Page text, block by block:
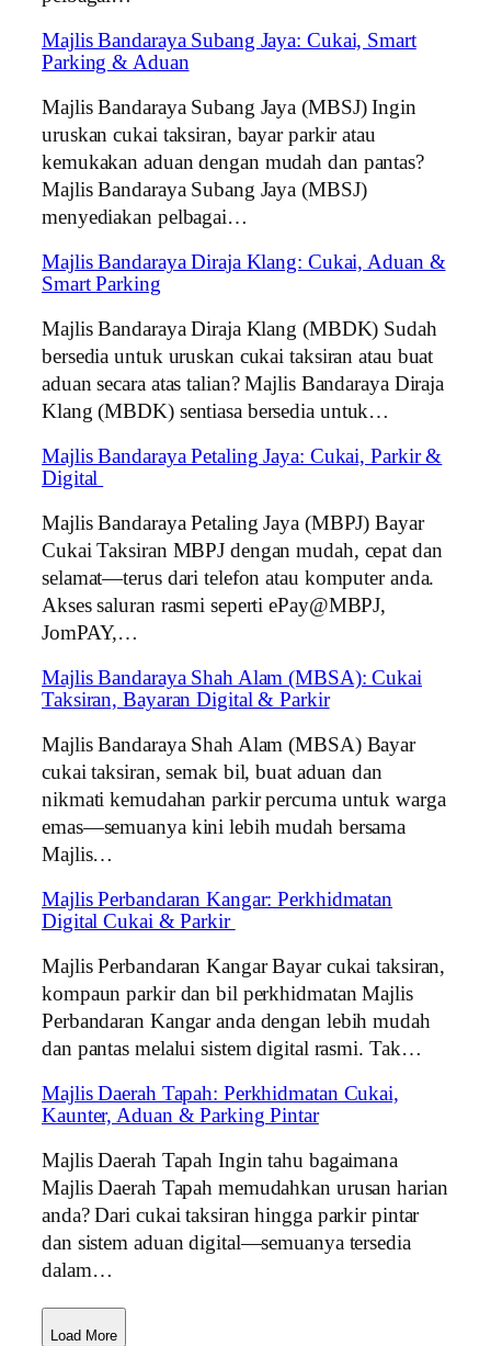
Majlis Bandaraya Subang Jaya: Cukai, Smart
Parking & Aduan
Majlis Bandaraya Subang Jaya (MBSJ) Ingin
uruskan cukai taksiran, bayar parkir atau
kemukakan aduan dengan mudah dan pantas?
Majlis Bandaraya Subang Jaya (MBSJ)
menyediakan pelbagai…
Majlis Bandaraya Diraja Klang: Cukai, Aduan &
Smart Parking
Majlis Bandaraya Diraja Klang (MBDK) Sudah
bersedia untuk uruskan cukai taksiran atau buat
aduan secara atas talian? Majlis Bandaraya Diraja
Klang (MBDK) sentiasa bersedia untuk…
Majlis Bandaraya Petaling Jaya: Cukai, Parkir &
Digital
Majlis Bandaraya Petaling Jaya (MBPJ) Bayar
Cukai Taksiran MBPJ dengan mudah, cepat dan
selamat—terus dari telefon atau komputer anda.
Akses saluran rasmi seperti ePay@MBPJ,
JomPAY,…
Majlis Bandaraya Shah Alam (MBSA): Cukai
Taksiran, Bayaran Digital & Parkir
Majlis Bandaraya Shah Alam (MBSA) Bayar
cukai taksiran, semak bil, buat aduan dan
nikmati kemudahan parkir percuma untuk warga
emas—semuanya kini lebih mudah bersama
Majlis…
Majlis Perbandaran Kangar: Perkhidmatan
Digital Cukai & Parkir
Majlis Perbandaran Kangar Bayar cukai taksiran,
kompaun parkir dan bil perkhidmatan Majlis
Perbandaran Kangar anda dengan lebih mudah
dan pantas melalui sistem digital rasmi. Tak…
Majlis Daerah Tapah: Perkhidmatan Cukai,
Kaunter, Aduan & Parking Pintar
Majlis Daerah Tapah Ingin tahu bagaimana
Majlis Daerah Tapah memudahkan urusan harian
anda? Dari cukai taksiran hingga parkir pintar
dan sistem aduan digital—semuanya tersedia
dalam…
Load More